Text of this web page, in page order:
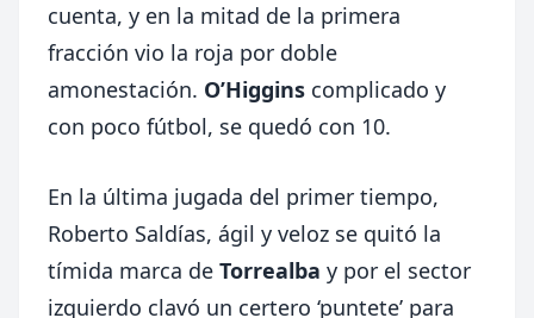
cuenta, y en la mitad de la primera
fracción vio la roja por doble
amonestación. O’Higgins complicado y
con poco fútbol, se quedó con 10.
En la última jugada del primer tiempo,
Roberto Saldías, ágil y veloz se quitó la
tímida marca de Torrealba y por el sector
izquierdo clavó un certero ‘puntete’ para